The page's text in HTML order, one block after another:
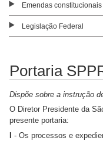
Emendas constitucionais
Legislação Federal
Portaria
Dispõe sobre a instrução
O Diretor Presidente da
presente portaria:
I - Os processos e